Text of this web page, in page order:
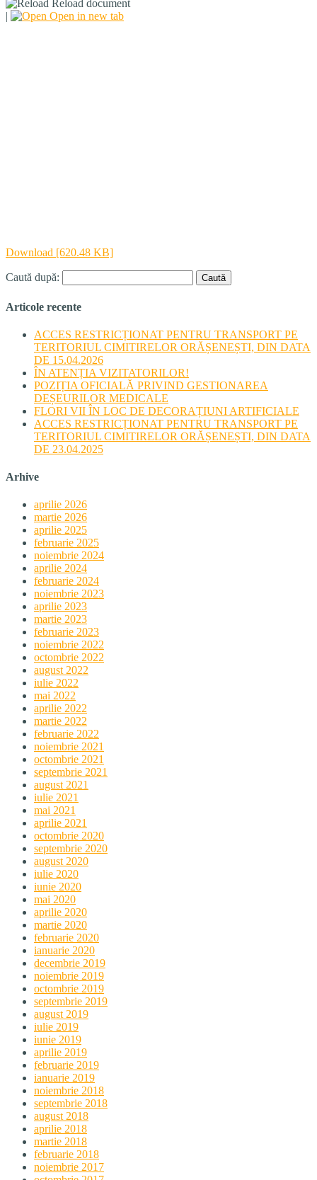
Reload document
|
Open in new tab
Download [620.48 KB]
Caută după:
Articole recente
ACCES RESTRICȚIONAT PENTRU TRANSPORT PE
TERITORIUL CIMITIRELOR ORĂȘENEȘTI, DIN DATA
DE 15.04.2026
ÎN ATENȚIA VIZITATORILOR!
POZIȚIA OFICIALĂ PRIVIND GESTIONAREA
DEȘEURILOR MEDICALE
FLORI VII ÎN LOC DE DECORAȚIUNI ARTIFICIALE
ACCES RESTRICȚIONAT PENTRU TRANSPORT PE
TERITORIUL CIMITIRELOR ORĂȘENEȘTI, DIN DATA
DE 23.04.2025
Arhive
aprilie 2026
martie 2026
aprilie 2025
februarie 2025
noiembrie 2024
aprilie 2024
februarie 2024
noiembrie 2023
aprilie 2023
martie 2023
februarie 2023
noiembrie 2022
octombrie 2022
august 2022
iulie 2022
mai 2022
aprilie 2022
martie 2022
februarie 2022
noiembrie 2021
octombrie 2021
septembrie 2021
august 2021
iulie 2021
mai 2021
aprilie 2021
octombrie 2020
septembrie 2020
august 2020
iulie 2020
iunie 2020
mai 2020
aprilie 2020
martie 2020
februarie 2020
ianuarie 2020
decembrie 2019
noiembrie 2019
octombrie 2019
septembrie 2019
august 2019
iulie 2019
iunie 2019
aprilie 2019
februarie 2019
ianuarie 2019
noiembrie 2018
septembrie 2018
august 2018
aprilie 2018
martie 2018
februarie 2018
noiembrie 2017